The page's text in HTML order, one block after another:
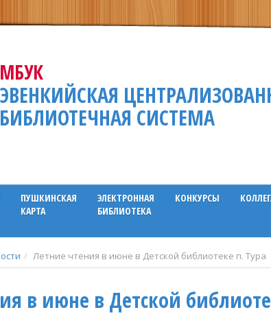
МБУК
ЭВЕНКИЙСКАЯ
БИБЛИОТЕЧНАЯ СИСТЕМА
ПУШКИНСКАЯ
КАРТА
ЭЛЕКТРОННАЯ
БИБЛИОТЕКА
КОНКУРСЫ
Летние чтения в июне в Детской библиотеке п. Тура
в июне в Детской